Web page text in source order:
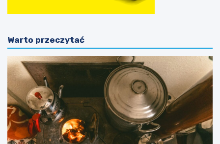
Warto przeczytać